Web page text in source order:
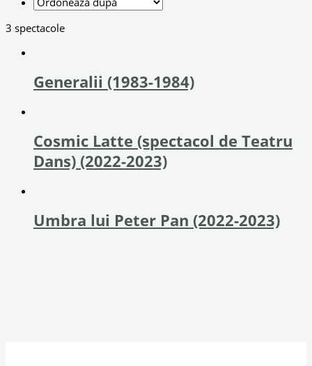
3 spectacole
Generalii (1983-1984)
Cosmic Latte (spectacol de Teatru
Dans) (2022-2023)
Umbra lui Peter Pan (2022-2023)